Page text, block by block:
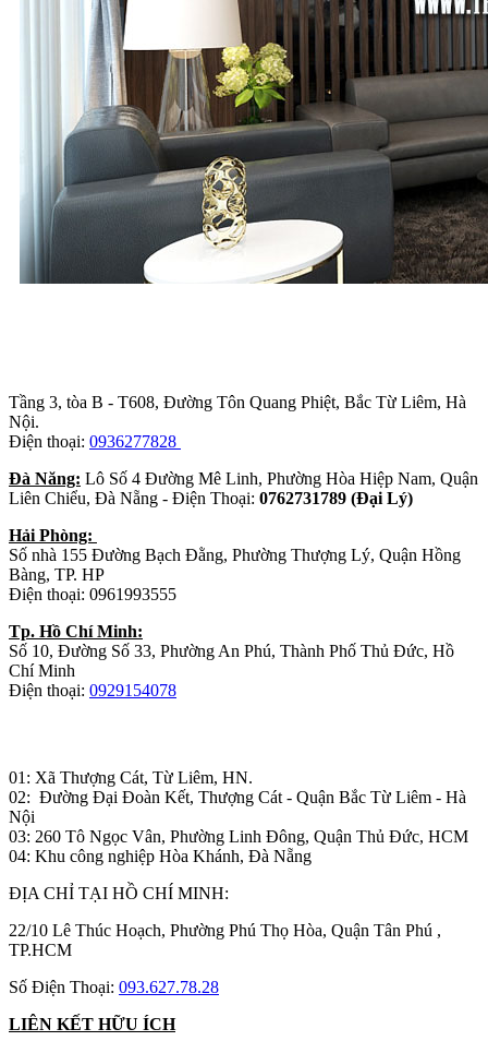
Tầng 3, tòa B - T608, Đường Tôn Quang Phiệt, Bắc Từ Liêm, Hà
Nội.
Điện thoại: 0936277828
Đà Năng: Lô Số 4 Đường Mê Linh, Phường Hòa Hiệp Nam, Quận
Liên Chiểu, Đà Nẵng - Điện Thoại: 0762731789 (Đại Lý)
Hải Phòng:
Số nhà 155 Đường Bạch Đằng, Phường Thượng Lý, Quận Hồng
Bàng, TP. HP
Điện thoại: 0961993555
Tp. Hồ Chí Minh:
Số 10, Đường Số 33, Phường An Phú, Thành Phố Thủ Đức, Hồ
Chí Minh
Điện thoại: 0929154078
01: Xã Thượng Cát, Từ Liêm, HN.
02: Đường Đại Đoàn Kết, Thượng Cát - Quận Bắc Từ Liêm - Hà
Nội
03: 260 Tô Ngọc Vân, Phường Linh Đông, Quận Thủ Đức, HCM
04: Khu công nghiệp Hòa Khánh, Đà Nẵng
ĐỊA CHỈ TẠI HỒ CHÍ MINH:
22/10 Lê Thúc Hoạch, Phường Phú Thọ Hòa, Quận Tân Phú ,
TP.HCM
Số Điện Thoại: 093.627.78.28
LIÊN KẾT HỮU ÍCH